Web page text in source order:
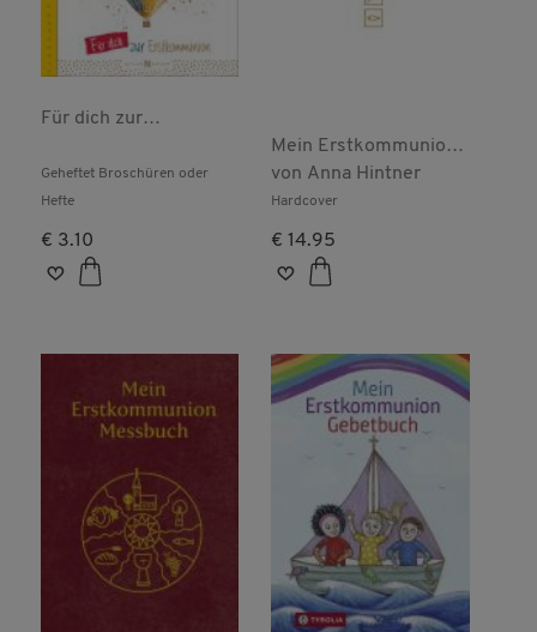
Für dich zur
Geheftet Broschüren oder
Hefte
€ 3.10
Mein Erstkommunion-
Gebetbuch
von Anna Hintner
Hardcover
€ 14.95